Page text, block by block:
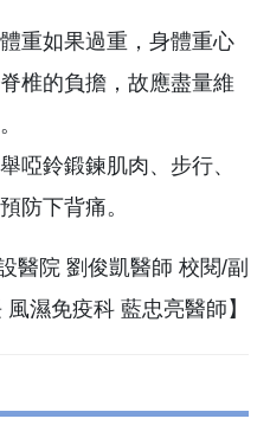
防下背痛。
醫院 劉俊凱醫師 校閱/副
風濕免疫科 藍忠亮醫師】
頁